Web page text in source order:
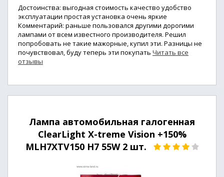
Достоинства: выгодная стоимость качество удобство
эксплуатации простая установка очень яркие
Комментарий: раньше пользовался другими дорогими
лампами от всем известного производителя. Решил
попробовать не такие мажорные, купил эти. Разницы не
почувствовал, буду теперь эти покупать Читать все
отзывы
Лампа автомобильная галогенная
ClearLight X-treme Vision +150%
MLH7XTV150 H7 55W 2 шт.